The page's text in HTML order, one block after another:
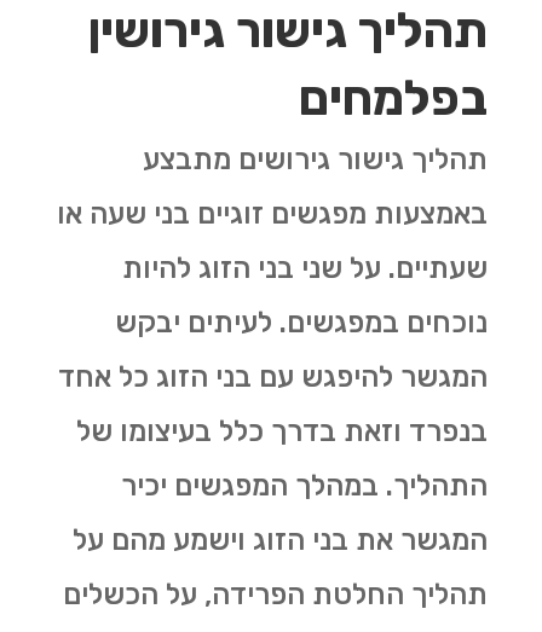
תהליך גישור גירושין
בפלמחים
תהליך גישור גירושים מתבצע
באמצעות מפגשים זוגיים בני שעה או
שעתיים. על שני בני הזוג להיות
נוכחים במפגשים. לעיתים יבקש
המגשר להיפגש עם בני הזוג כל אחד
בנפרד וזאת בדרך כלל בעיצומו של
התהליך. במהלך המפגשים יכיר
המגשר את בני הזוג וישמע מהם על
תהליך החלטת הפרידה, על הכשלים